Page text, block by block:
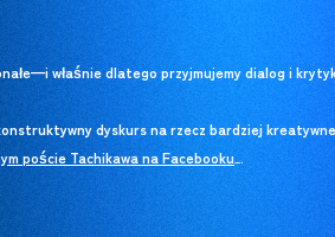
właśnie dlatego przyjmujemy dialog i
dyskurs na rzecz bardziej
poście Tachikawa na Facebooku
poście Tachikawa na Facebooku .